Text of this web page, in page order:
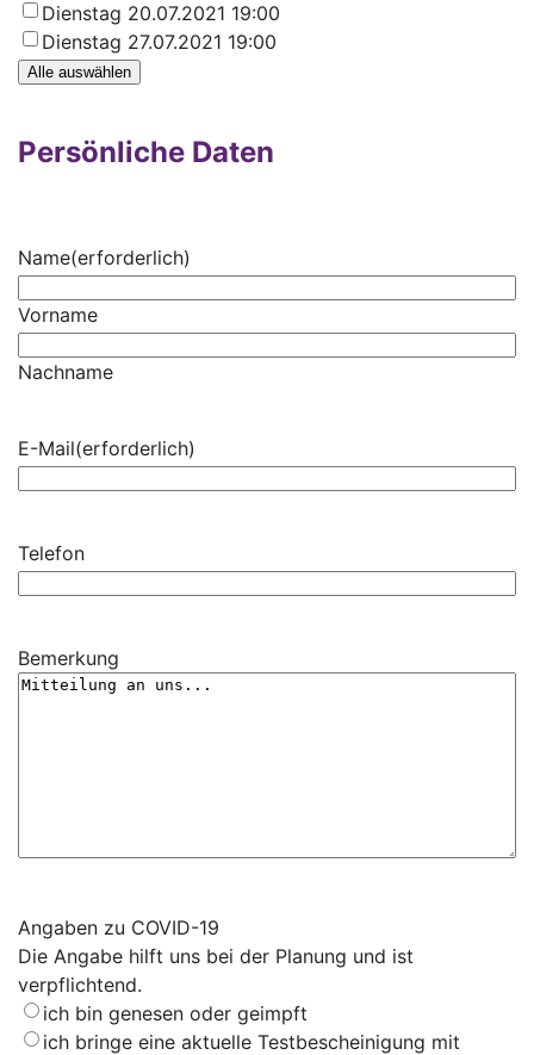
Dienstag 20.07.2021 19:00
Dienstag 27.07.2021 19:00
Alle auswählen
Persönliche Daten
Name(erforderlich)
Vorname
Nachname
E-Mail(erforderlich)
Telefon
Bemerkung
Angaben zu COVID-19
Die Angabe hilft uns bei der Planung und ist
verpflichtend.
ich bin genesen oder geimpft
ich bringe eine aktuelle Testbescheinigung mit